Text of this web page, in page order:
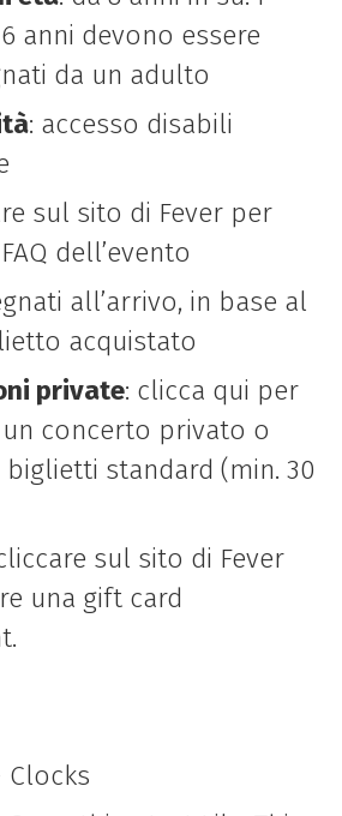
anni devono essere
da un adulto
: accesso disabili
sul sito di Fever per
dell’evento
all’arrivo, in base al
acquistato
private: clicca qui per
concerto privato o
standard (min. 30
sul sito di Fever
una gift card